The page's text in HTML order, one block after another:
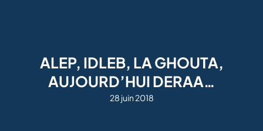
ALEP, IDLEB, LA GHOUTA,
AUJOURD’HUI DERAA…
28 juin 2018